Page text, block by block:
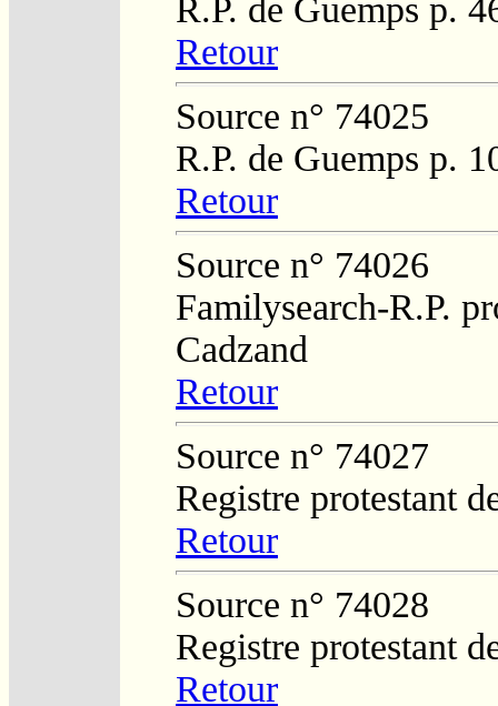
R.P. de Guemps p.
Retour
Source n° 74025
R.P. de Guemps p.
Retour
Source n° 74026
Familysearch-R.P.
Cadzand
Retour
Source n° 74027
Registre protestant
Retour
Source n° 74028
Registre protestant
Retour